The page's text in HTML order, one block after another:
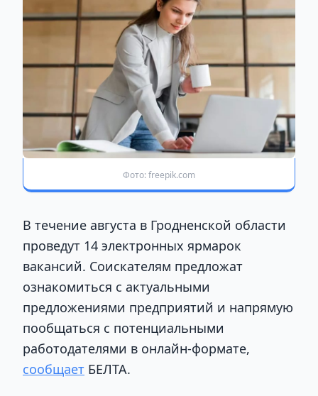
Фото: freepik.com
В течение августа в Гродненской области
проведут 14 электронных ярмарок
вакансий. Соискателям предложат
ознакомиться с актуальными
предложениями предприятий и напрямую
пообщаться с потенциальными
работодателями в онлайн-формате,
сообщает БЕЛТА.